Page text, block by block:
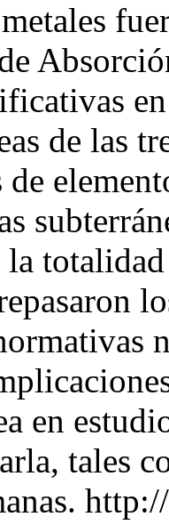
de las
de
la
en
tales